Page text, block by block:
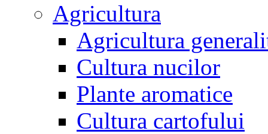
Agricultura
Agricultura
Cultura nucilor
Plante aromatice
Cultura cartofului